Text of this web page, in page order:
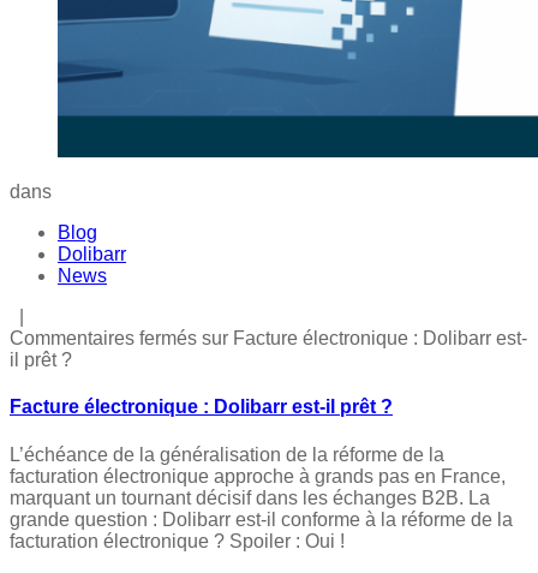
dans
Blog
Dolibarr
News
Commentaires fermés sur Facture électronique : Dolibarr est-
il prêt ?
Facture électronique : Dolibarr est-il prêt ?
L’échéance de la généralisation de la réforme de la
facturation électronique approche à grands pas en France,
marquant un tournant décisif dans les échanges B2B. La
grande question : Dolibarr est-il conforme à la réforme de la
facturation électronique ? Spoiler : Oui !